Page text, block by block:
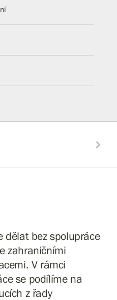
dělat bez spolupráce
zahraničními
V rámci
se podílíme na
z řady